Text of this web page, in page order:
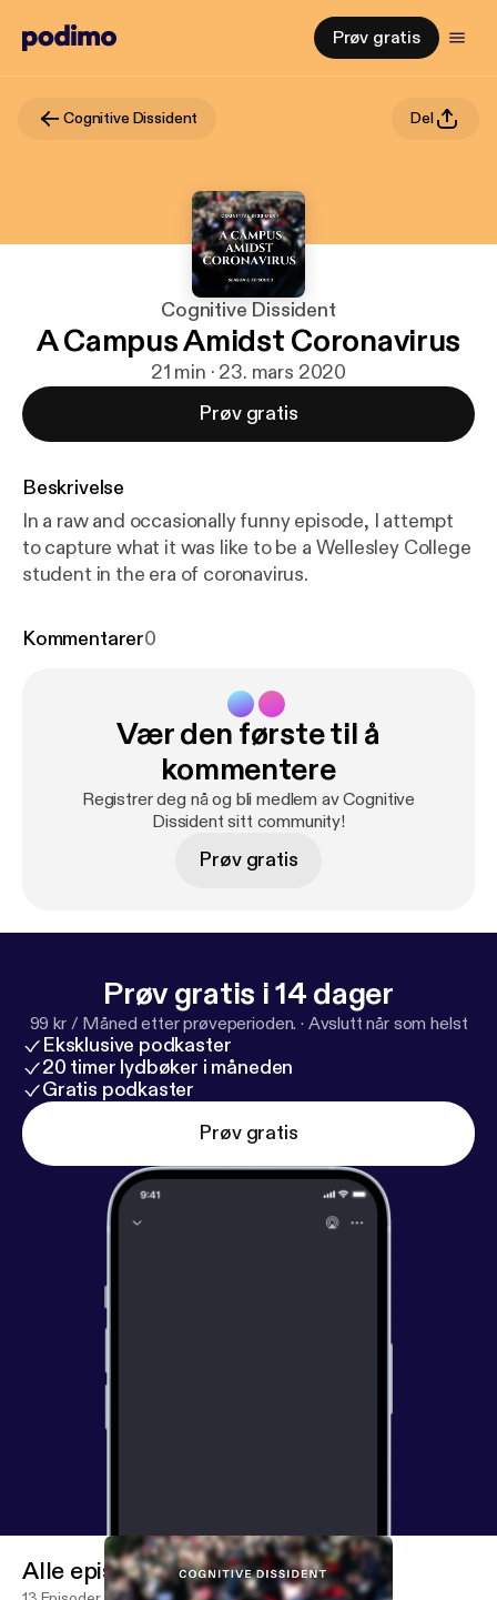
Prøv gratis
Cognitive Dissident Del
Cognitive Dissident
A Campus Amidst Coronavirus
21 min · 23. mars 2020
Prøv gratis
Beskrivelse
In a raw and occasionally funny episode, I attempt
to capture what it was like to be a Wellesley College
student in the era of coronavirus.
Kommentarer0
Vær den første til å
kommentere
Registrer deg nå og bli medlem av Cognitive
Dissident sitt community!
Prøv gratis
Prøv gratis i 14 dager
99 kr / Måned etter prøveperioden. · Avslutt når som helst
Eksklusive podkaster
20 timer lydbøker i måneden
Gratis podkaster
Prøv gratis
Alle episoder